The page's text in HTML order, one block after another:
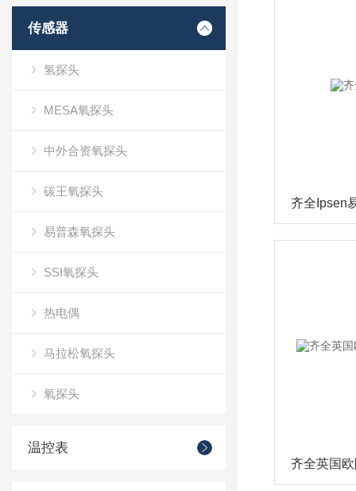
传感器
氢探头
MESA氧探头
中外合资氧探头
碳王氧探头
易普森氧探头
SSI氧探头
热电偶
马拉松氧探头
氧探头
温控表
齐全Ipsen